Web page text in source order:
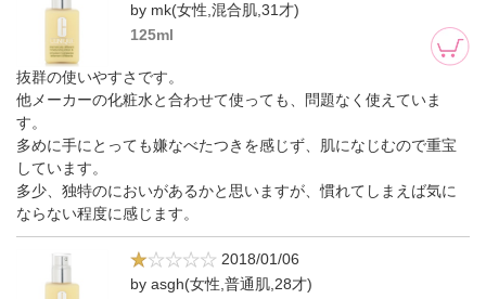
by mk(女性,混合肌,31才)
125ml
抜群の使いやすさです。
他メーカーの化粧水と合わせて使っても、問題なく使えていま
す。
多めに手にとっても嫌なべたつきを感じず、肌になじむので重宝
しています。
多少、独特のにおいがあるかと思いますが、慣れてしまえば気に
ならない程度に感じます。
2018/01/06
by asgh(女性,普通肌,28才)